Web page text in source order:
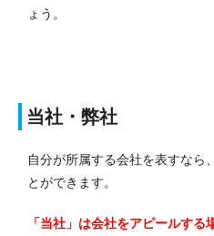
ょう。
当社・弊社
自分が所属する会社を表すなら
とができます。
「当社」は会社をアピールす